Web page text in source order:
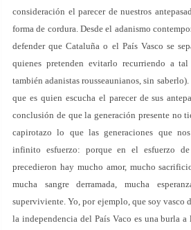
consideración el parecer de nuestros
forma de cordura. Desde el adanismo
defender que Cataluña o el País Vasco se
quienes pretenden evitarlo recurriendo a
también adanistas rousseaunianos, sin
que es quien escucha el parecer de sus
conclusión de que la generación presente no
capirotazo lo que las generaciones que
infinito esfuerzo: porque en el esfuerzo
precedieron hay mucho amor, mucho
mucha sangre derramada, mucha
superviviente. Yo, por ejemplo, que soy vasco
la independencia del País Vaco es una burla